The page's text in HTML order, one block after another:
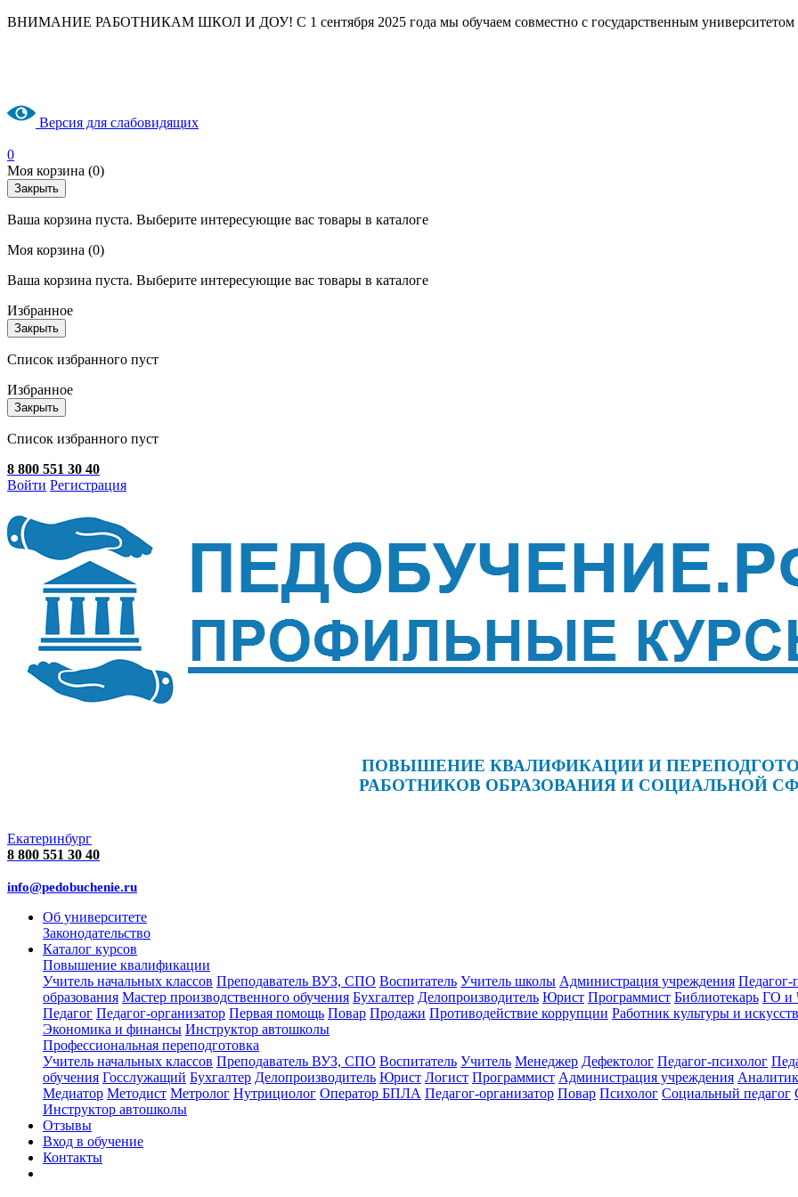
ВНИМАНИЕ РАБОТНИКАМ ШКОЛ И ДОУ! С 1 сентября 2025 года мы обучаем совместно с государственным университетом
Версия для слабовидящих
0
Моя корзина (0)
Закрыть
Ваша корзина пуста. Выберите интересующие вас товары в каталоге
Моя корзина (0)
Ваша корзина пуста. Выберите интересующие вас товары в каталоге
Избранное
Закрыть
Список избранного пуст
Избранное
Закрыть
Список избранного пуст
8 800 551 30 40
Войти Регистрация
ПОВЫШЕНИЕ КВАЛИФИКАЦИИ И
РАБОТНИКОВ ОБРАЗОВАНИЯ И СОЦИАЛЬНОЙ
Екатеринбург
8 800 551 30 40
info@pedobuchenie.ru
Об университете
Законодательство
Каталог курсов
Повышение квалификации
Учитель начальных классов Преподаватель ВУЗ, СПО Воспитатель Учитель школы Администрация учреждения Педагог-
образования Мастер производственного обучения Бухгалтер Делопроизводитель Юрист Программист Библиотекарь ГО и
Педагог Педагог-организатор Первая помощь Повар Продажи Противодействие коррупции Работник культуры и
Экономика и финансы Инструктор автошколы
Профессиональная переподготовка
Учитель начальных классов Преподаватель ВУЗ, СПО Воспитатель Учитель Менеджер Дефектолог Педагог-психолог
обучения Госслужащий Бухгалтер Делопроизводитель Юрист Логист Программист Администрация учреждения Аналитик
Медиатор Методист Метролог Нутрициолог Оператор БПЛА Педагог-организатор Повар Психолог Социальный педагог
Инструктор автошколы
Отзывы
Вход в обучение
Контакты